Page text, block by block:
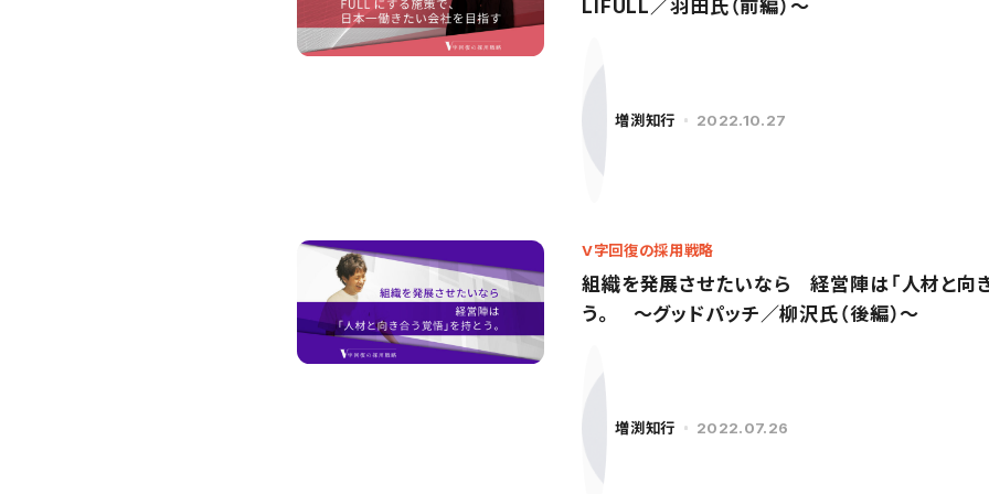
LIFULL／羽田氏（前編）〜
増渕知行 2022.10.27
V字回復の採用戦略
組織を発展させたいなら 経営陣は「人材と向
う。 〜グッドパッチ／柳沢氏（後編）〜
増渕知行 2022.07.26